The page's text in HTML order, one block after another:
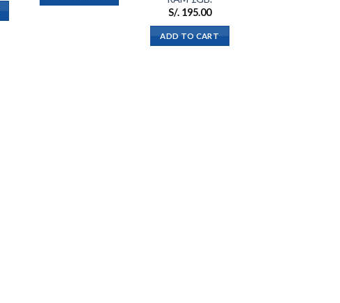
S/.195.00
ADD TO CART